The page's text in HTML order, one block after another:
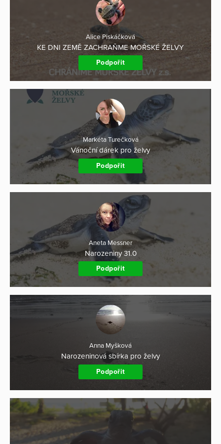
Alice Piskáčková
KE DNI ZEMĚ ZACHRAŇME MOŘSKÉ ŽELVY
Podpořit
Markéta Turečková
Vánoční dárek pro želvy
Podpořit
Aneta Messner
Narozeniny 31.0
Podpořit
Anna Myšková
Narozeninová sbírka pro želvy
Podpořit